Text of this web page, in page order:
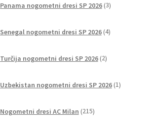
Panama nogometni dresi SP 2026 3izdelki
Senegal nogometni dresi SP 2026 4izdelki
Turčija nogometni dresi SP 2026 2izdelka
Uzbekistan nogometni dresi SP 2026 1izdelek
Nogometni dresi AC Milan 215izdelkov